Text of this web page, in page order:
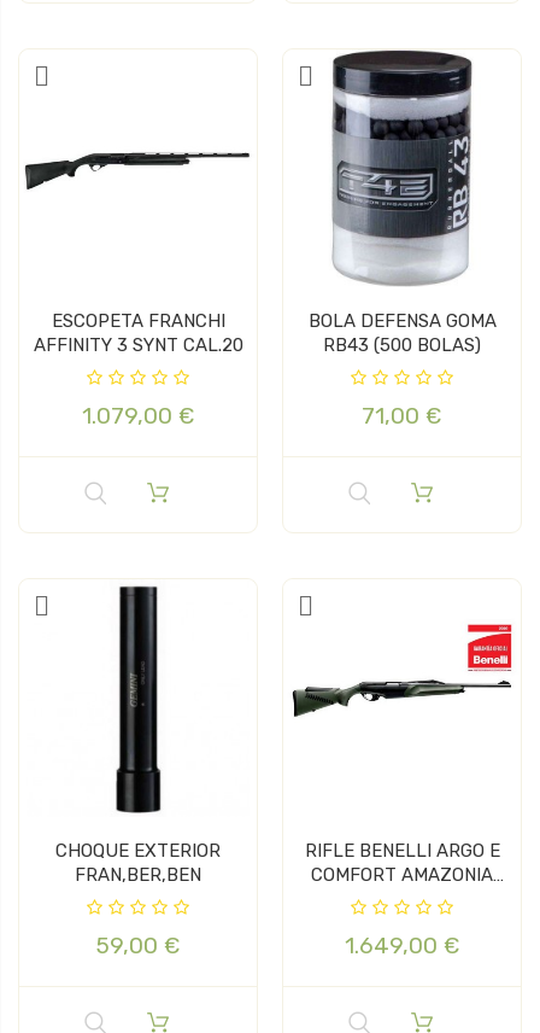
ESCOPETA FRANCHI
AFFINITY 3 SYNT CAL.20
1.079,00 €
BOLA DEFENSA GOMA
RB43 (500 BOLAS)
71,00 €
CHOQUE EXTERIOR
FRAN,BER,BEN
59,00 €
RIFLE BENELLI ARGO E
COMFORT AMAZONIA
CAL 30-06
1.649,00 €